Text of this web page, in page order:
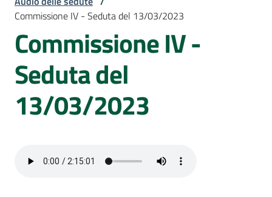
Attività
media
Commissione IV - Seduta del 13/03/2023
Commissione IV -
Seduta del
13/03/2023